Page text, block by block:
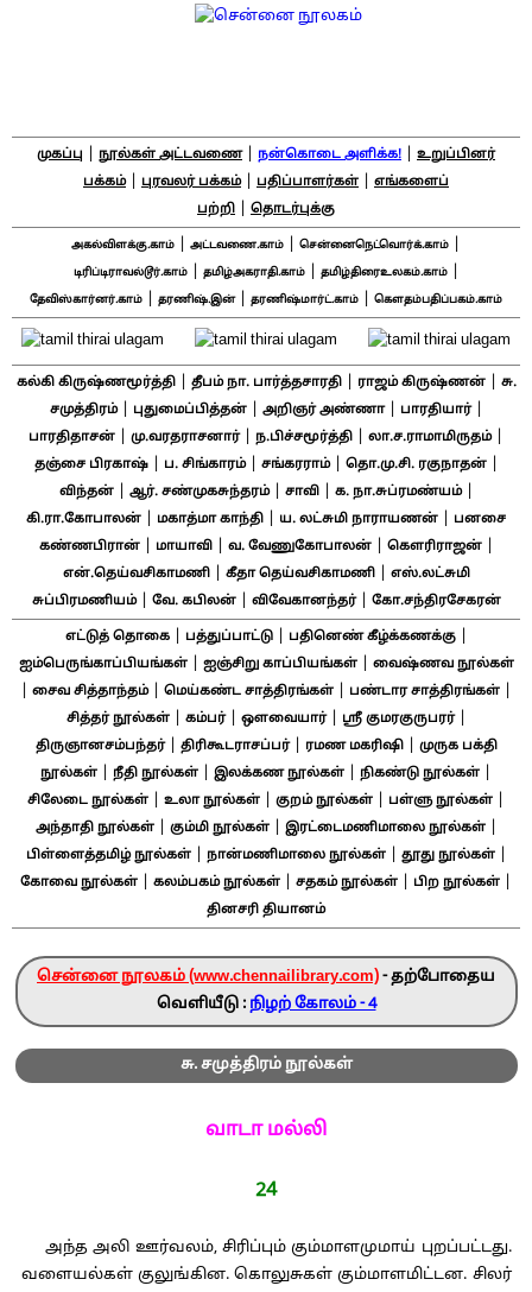
முகப்பு நூல்கள் அட்டவணை| நன்கொடை அளிக்க!
உறுப்பினர்
பக்கம்| புரவலர் பக்கம்| பதிப்பாளர்கள்
எங்களைப்
பற்றி
தொடர்புக்கு
அகல்விளக்கு.காம் அட்டவணை.காம் சென்னைநெட்வொர்க்.காம்
டிரிப்டிராவல்டூர்.காம்| தமிழ்அகராதி.காம்| தமிழ்திரைஉலகம்.காம்|
தேவிஸ்கார்னர்.காம் தரணிஷ்.இன்| தரணிஷ்மார்ட்.காம் கௌதம்பதிப்பகம்.காம்
கல்கி கிருஷ்ணமூர்த்தி| தீபம் நா. பார்த்தசாரதி| ராஜம் கிருஷ்ணன்|
சு.
சமுத்திரம்| புதுமைப்பித்தன்| அறிஞர் அண்ணா| பாரதியார்|
பாரதிதாசன் மு.வரதராசனார்| ந.பிச்சமூர்த்தி லா.ச.ராமாமிருதம்|
தஞ்சை பிரகாஷ்| ப. சிங்காரம்| சங்கரராம்| தொ.மு.சி. ரகுநாதன்|
விந்தன்| ஆர். சண்முகசுந்தரம்| சாவி| க. நா.சுப்ரமண்யம்|
கி.ரா.கோபாலன் மகாத்மா காந்தி ய. லட்சுமி நாராயணன்
பனசை
கண்ணபிரான்| மாயாவி| வ. வேணுகோபாலன்| கௌரிராஜன்|
என்.தெய்வசிகாமணி| கீதா தெய்வசிகாமணி|
எஸ்.லட்சுமி
சுப்பிரமணியம்| வே. கபிலன்| விவேகானந்தர்| கோ.சந்திரசேகரன்
எட்டுத் தொகை| பத்துப்பாட்டு| பதினெண் கீழ்க்கணக்கு|
ஐம்பெருங்காப்பியங்கள்| ஐஞ்சிறு காப்பியங்கள்| வைஷ்ணவ நூல்கள்
சைவ சித்தாந்தம்| மெய்கண்ட சாத்திரங்கள் பண்டார சாத்திரங்கள்
சித்தர் நூல்கள்| கம்பர்| ஔவையார்| ஸ்ரீ குமரகுருபரர்|
திருஞானசம்பந்தர்| திரிகூடராசப்பர்| ரமண மகரிஷி|
முருக பக்தி
நூல்கள்
நீதி நூல்கள் இலக்கண நூல்கள் நிகண்டு நூல்கள்
சிலேடை நூல்கள் உலா நூல்கள் குறம் நூல்கள் பள்ளு நூல்கள்
அந்தாதி நூல்கள்| கும்மி நூல்கள்| இரட்டைமணிமாலை நூல்கள்|
பிள்ளைத்தமிழ் நூல்கள்| நான்மணிமாலை நூல்கள்| தூது நூல்கள்|
கோவை நூல்கள் கலம்பகம் நூல்கள் சதகம் நூல்கள் பிற நூல்கள்
தினசரி தியானம்
சென்னை நூலகம் (www.chennailibrary.com)- தற்போதைய
வெளியீடு : நிழற் கோலம் - 4
சு. சமுத்திரம் நூல்கள்
வாடா மல்லி
24
அந்த அலி ஊர்வலம், சிரிப்பும் கும்மாளமுமாய் புறப்பட்டது.
வளையல்கள் குலுங்கின. கொலுசுகள் கும்மாளமிட்டன. சிலர்